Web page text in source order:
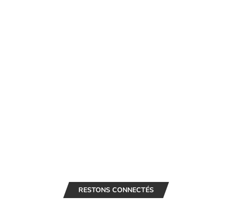
RESTONS CONNECTÉS